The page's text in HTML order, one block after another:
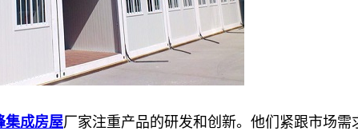
集成房屋厂家注重产品的研发和创新。他们紧跟市场